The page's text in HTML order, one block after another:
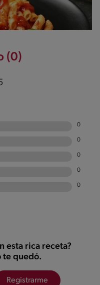
(0)
0
0
0
0
0
esta rica receta?
te quedó.
Registrarme